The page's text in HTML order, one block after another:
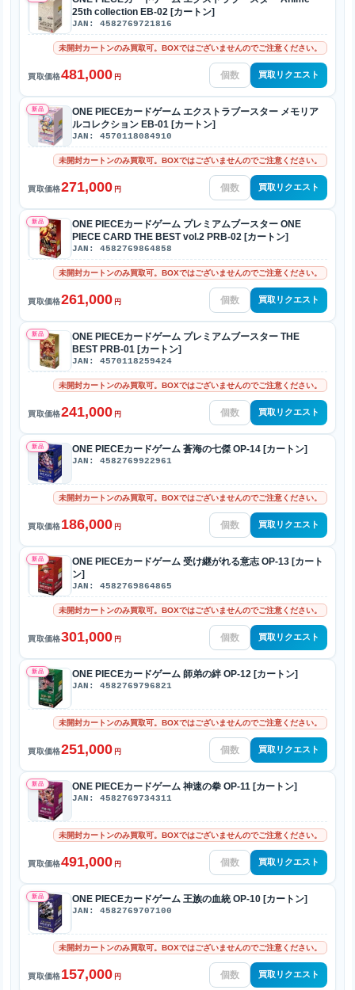
25th collection EB-02 [カートン]
JAN: 4582769721816
未開封カートンのみ買取可。BOXではございませんのでご注意ください。
買取価格481,000 円 買取リクエスト
新品
ONE PIECEカードゲーム エクストラブースター メモリア
ルコレクション EB-01 [カートン]
JAN: 4570118084910
未開封カートンのみ買取可。BOXではございませんのでご注意ください。
買取価格271,000 円 買取リクエスト
新品
ONE PIECEカードゲーム プレミアムブースター ONE
PIECE CARD THE BEST vol.2 PRB-02 [カートン]
JAN: 4582769864858
未開封カートンのみ買取可。BOXではございませんのでご注意ください。
買取価格261,000 円 買取リクエスト
新品
ONE PIECEカードゲーム プレミアムブースター THE
BEST PRB-01 [カートン]
JAN: 4570118259424
未開封カートンのみ買取可。BOXではございませんのでご注意ください。
買取価格241,000 円 買取リクエスト
新品 ONE PIECEカードゲーム 蒼海の七傑 OP-14 [カートン]
JAN: 4582769922961
未開封カートンのみ買取可。BOXではございませんのでご注意ください。
買取価格186,000 円 買取リクエスト
新品
ONE PIECEカードゲーム 受け継がれる意志 OP-13 [カート
ン]
JAN: 4582769864865
未開封カートンのみ買取可。BOXではございませんのでご注意ください。
買取価格301,000 円 買取リクエスト
新品 ONE PIECEカードゲーム 師弟の絆 OP-12 [カートン]
JAN: 4582769796821
未開封カートンのみ買取可。BOXではございませんのでご注意ください。
買取価格251,000 円 買取リクエスト
新品 ONE PIECEカードゲーム 神速の拳 OP-11 [カートン]
JAN: 4582769734311
未開封カートンのみ買取可。BOXではございませんのでご注意ください。
買取価格491,000 円 買取リクエスト
新品 ONE PIECEカードゲーム 王族の血統 OP-10 [カートン]
JAN: 4582769707100
未開封カートンのみ買取可。BOXではございませんのでご注意ください。
買取価格157,000 円 買取リクエスト